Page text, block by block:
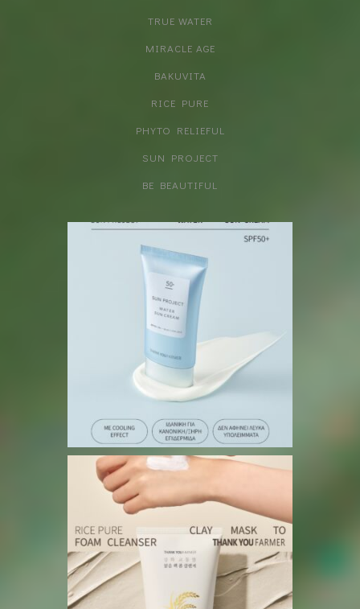
TRUE WATER
MIRACLE AGE
BAKUVITA
RICE PURE
PHYTO RELIEFUL
SUN PROJECT
BE BEAUTIFUL